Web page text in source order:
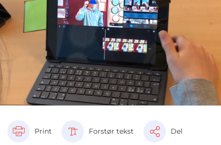
Print Forstør tekst Del